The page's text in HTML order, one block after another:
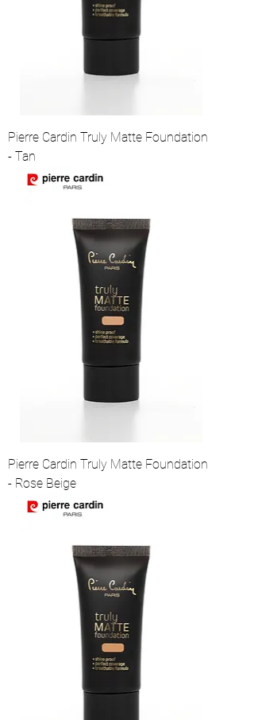
Pierre Cardin Truly Matte Foundation
- Tan
Pierre Cardin Truly Matte Foundation
- Rose Beige